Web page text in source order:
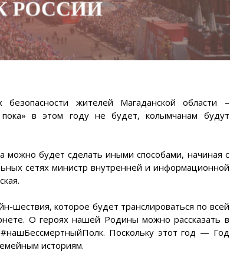
жителей Магаданской области –
в этом году не будет, колымчанам будут
можно будет сделать иными способами, начиная с
сетях министр внутренней и информационной
шествия, которое будет транслироваться по всей
О героях нашей Родины можно рассказать в
Поскольку этот год — Год
историям.